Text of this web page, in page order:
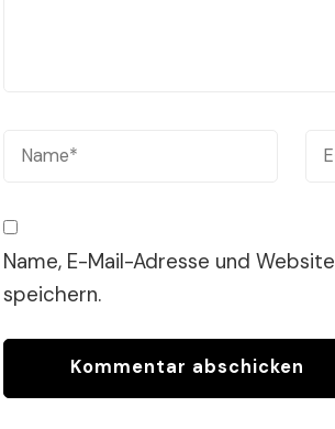
Name, E-Mail-Adresse und
speichern.